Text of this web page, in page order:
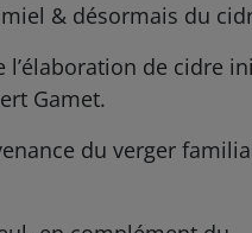
& désormais du
l’élaboration de cidre
Gamet.
du verger